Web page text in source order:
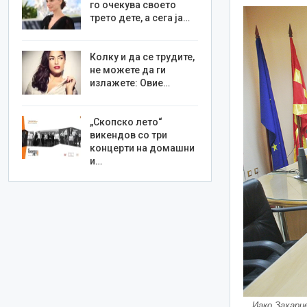
го очекува своето
трето дете, а сега ја…
Колку и да се трудите,
не можете да ги
излажете: Овие…
„Скопско лето“
викендов со три
концерти на домашни
и…